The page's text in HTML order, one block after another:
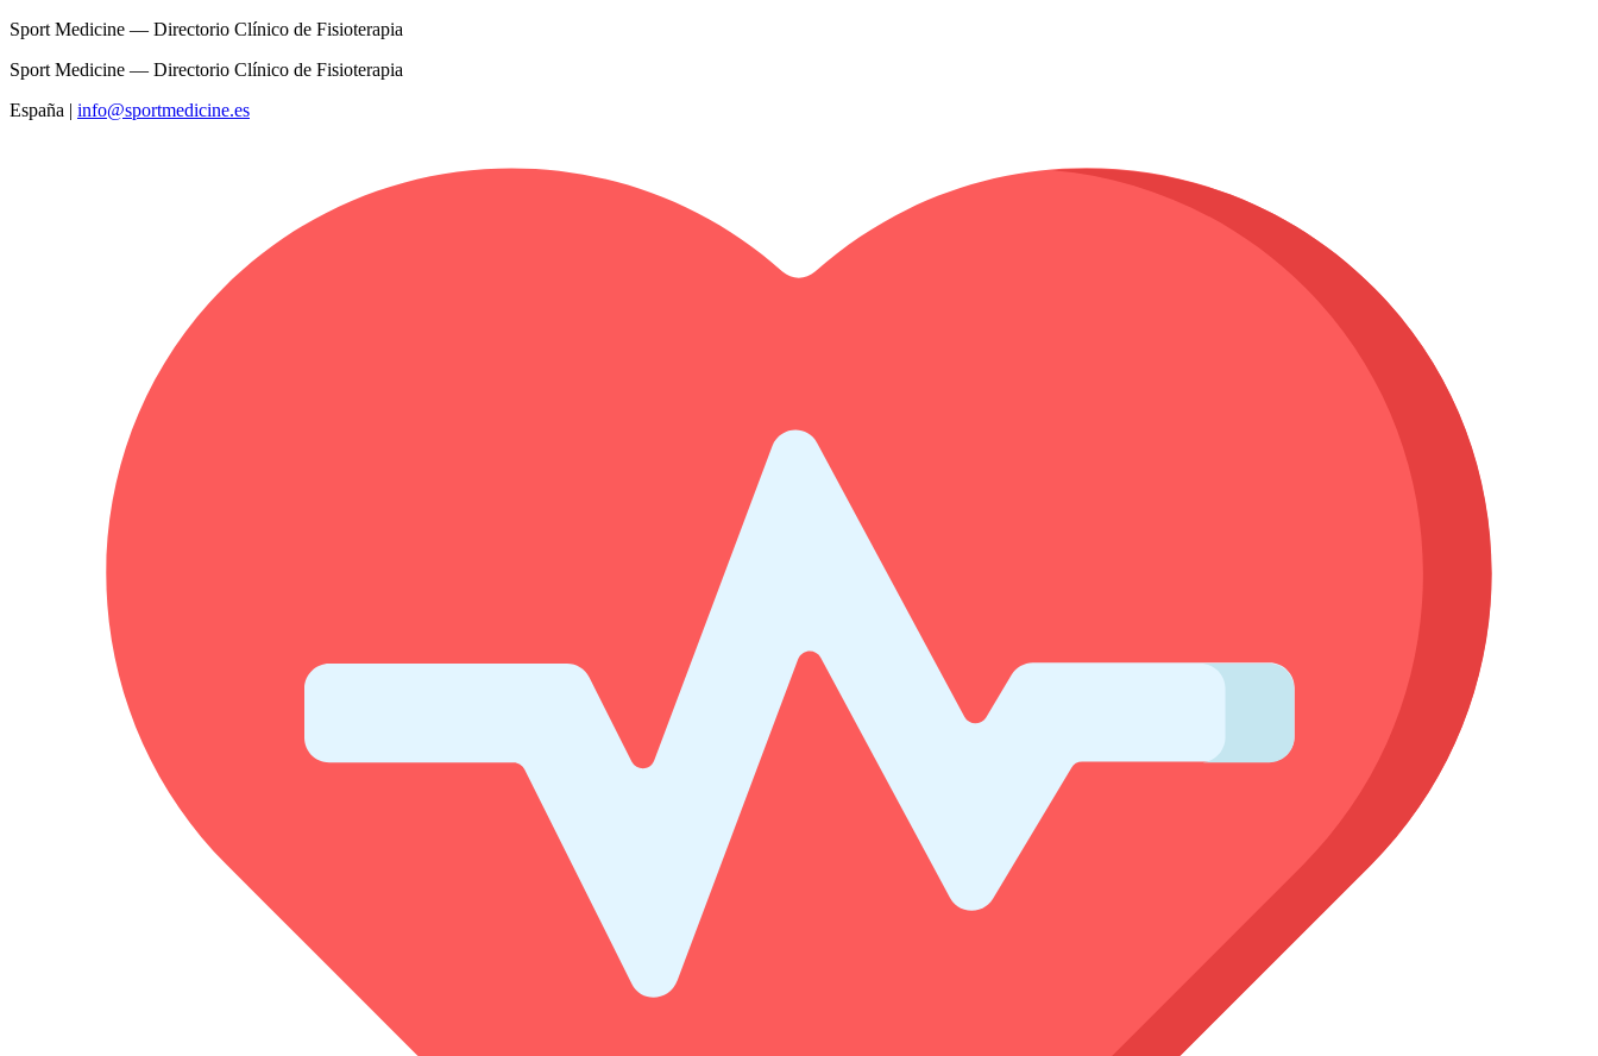
Sport Medicine — Directorio Clínico de Fisioterapia
Sport Medicine — Directorio Clínico de Fisioterapia
España | info@sportmedicine.es